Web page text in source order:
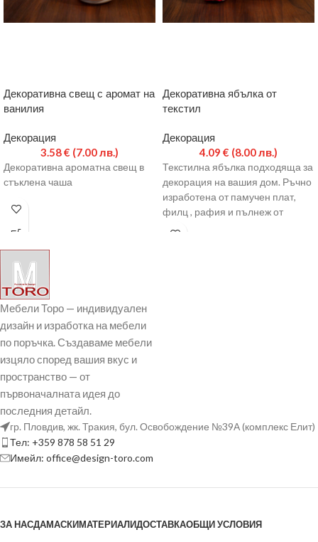
Декоративна свещ с аромат на
ванилия
Декорация
3.58€ (7.00 лв.)
Декоративна ароматна свещ в
стъклена чаша
Декоративна ябълка от
текстил
Декорация
4.09 € (8.00 лв.)
Текстилна ябълка подходяща за
декорация на вашия дом. Ръчно
изработена от памучен плат,
филц , рафия и пълнеж от
Мебели Торо — индивидуален
дизайн и изработка на мебели
по поръчка. Създаваме мебели
изцяло според вашия вкус и
пространство — от
първоначалната идея до
последния детайл.
гр. Пловдив, жк. Тракия, бул. Освобождение №39А (комплекс Елит)
Тел: +359 878 58 51 29
Имейл: office@design-toro.com
ЗА НАСДАМАСКИМАТЕРИАЛИДОСТАВКАОБЩИ УСЛОВИЯ